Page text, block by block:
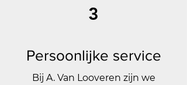
3
Persoonlijke service
Bij A. Van Looveren zijn we